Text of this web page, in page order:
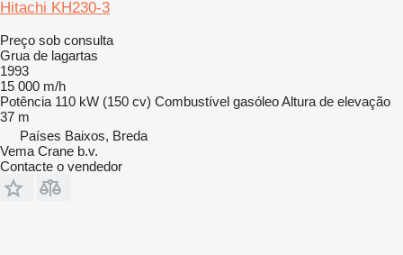
Hitachi KH230-3
Preço sob consulta
Grua de lagartas
1993
15 000 m/h
Potência 110 kW (150 cv) Combustível gasóleoAltura de elevação
37 m
Países Baixos, Breda
Vema Crane b.v.
Contacte o vendedor